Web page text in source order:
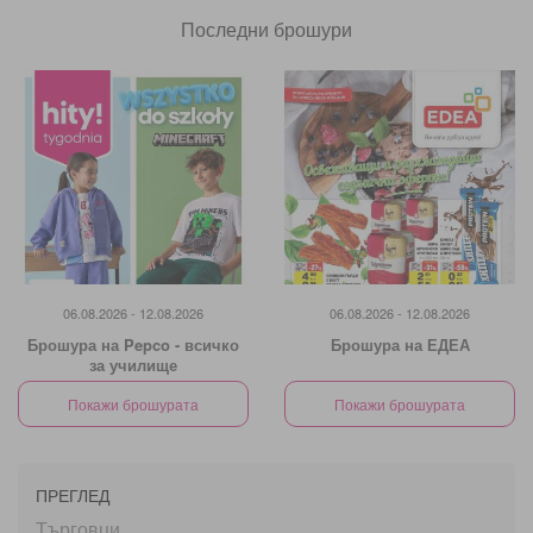
Последни брошури
06.08.2026 - 12.08.2026
Брошура на Pepco - всичко
за училище
Покажи брошурата
06.08.2026 - 12.08.2026
Брошура на ЕДЕА
Покажи брошурата
ПРЕГЛЕД